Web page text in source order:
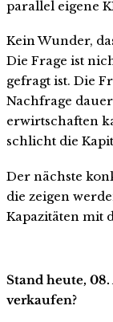
parallel eigene
Kein Wunder,
Die Frage ist
gefragt ist. Die
Nachfrage
erwirtschaften
schlicht die
Der nächste
die zeigen
Kapazitäten mit
Stand heute,
verkaufen?